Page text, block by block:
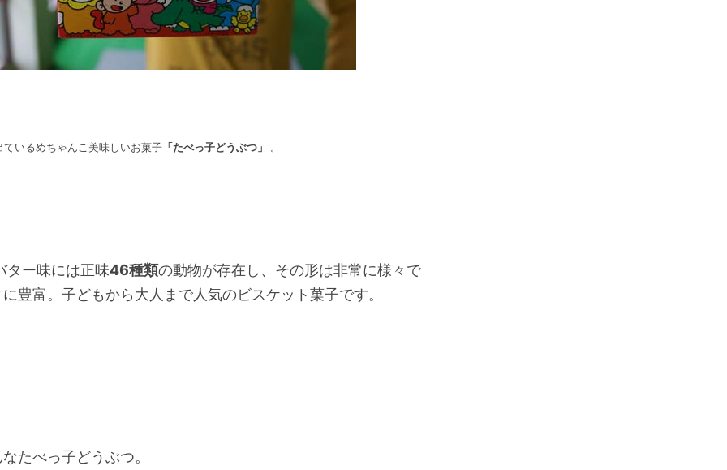
ているめちゃんこ美味しいお菓子 「たべっ子どうぶつ」 。
ター味には正味46種類の動物が存在し、その形は非常に様々で
豊富。子どもから大人まで人気のビスケット菓子です。
たべっ子どうぶつ。